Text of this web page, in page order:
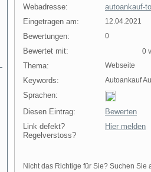
Webadresse:
autoankauf-
Eingetragen am:
12.04.2021
Bewertungen: 0
Bewertet mit: 0
Thema: Webseite
Keywords: Autoankauf
Sprachen:
Diesen Eintrag:
Bewerten
Link defekt?
Regelverstoss?
Hier melden
Nicht das Richtige für Sie? Suchen Sie